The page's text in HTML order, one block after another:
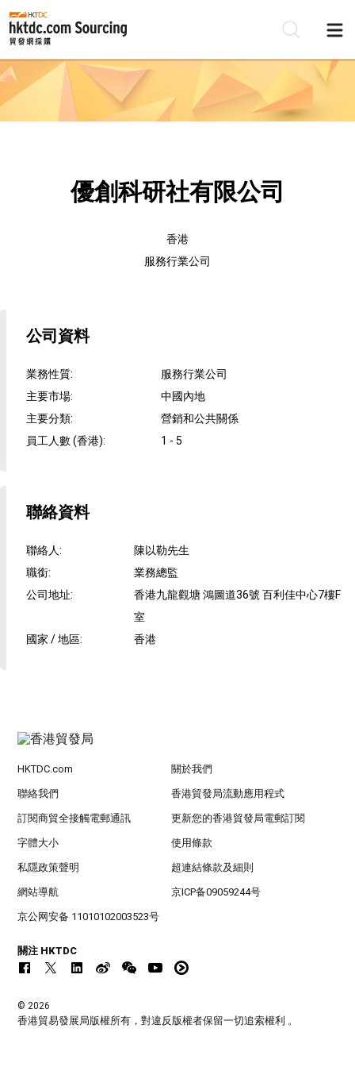
優創科研社有限公司
香港
服務行業公司
公司資料
業務性質:
服務行業公司
主要市場:
中國內地
主要分類:
營銷和公共關係
員工人數 (香港): 1 - 5
聯絡資料
聯絡人:
陳以勒先生
職銜:
業務總監
公司地址:
香港九龍觀塘 鴻圖道36號 百利佳中心7樓F
室
國家 / 地區: 香港
HKTDC.com 關於我們
聯絡我們 香港貿發局流動應用程式
訂閱商貿全接觸電郵通訊 更新您的香港貿發局電郵訂閱
字體大小 使用條款
私隱政策聲明 超連結條款及細則
網站導航 京ICP备09059244号
京公网安备 11010102003523号
關注 HKTDC
© 2026
香港貿易發展局版權所有，對違反版權者保留一切追索權利 。